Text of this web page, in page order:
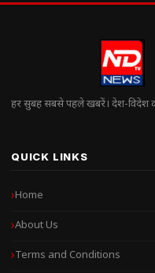
हर सुबह सबसे पहले खबरें। देश-विदेश
QUICK LINKS
Home
About Us
Terms and Conditions